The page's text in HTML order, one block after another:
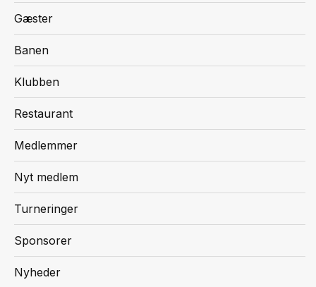
Gæster
Banen
Klubben
Restaurant
Medlemmer
Nyt medlem
Turneringer
Sponsorer
Nyheder